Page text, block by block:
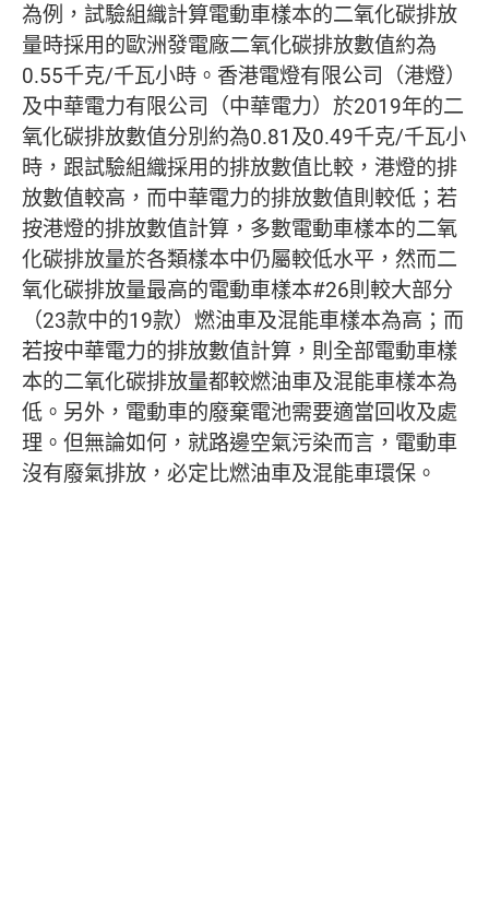
為例，試驗組織計算電動車樣本的二氧化碳排放
量時採用的歐洲發電廠二氧化碳排放數值約為
0.55千克/千瓦小時。香港電燈有限公司（港燈）
及中華電力有限公司（中華電力）於2019年的二
氧化碳排放數值分別約為0.81及0.49千克/千瓦小
時，跟試驗組織採用的排放數值比較，港燈的排
放數值較高，而中華電力的排放數值則較低；若
按港燈的排放數值計算，多數電動車樣本的二氧
化碳排放量於各類樣本中仍屬較低水平，然而二
氧化碳排放量最高的電動車樣本#26則較大部分
（23款中的19款）燃油車及混能車樣本為高；而
若按中華電力的排放數值計算，則全部電動車樣
本的二氧化碳排放量都較燃油車及混能車樣本為
低。另外，電動車的廢棄電池需要適當回收及處
理。但無論如何，就路邊空氣污染而言，電動車
沒有廢氣排放，必定比燃油車及混能車環保。